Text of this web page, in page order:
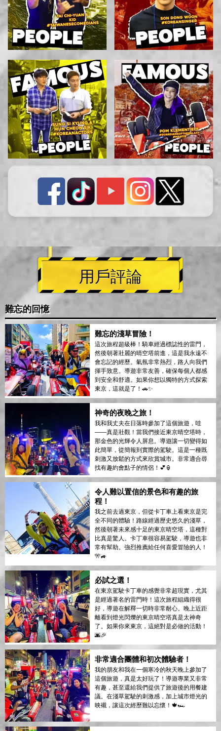
用戶評論
難忘的回憶
難忘的淺草冒險！
這次旅程超級棒！騎車經過標誌性的雷門，
然後朝著壯麗的晴空塔前進，這是我永遠不
會忘記的經歷。氣氛非常熱烈，路人向我們
揮手致意。導遊非常友善，確保每個人都感
到安全和舒適。如果你想以獨特的方式探索
東京，這就是了！🚗✨
神奇的夜晚之旅！
我和我丈夫在日落時參加了這個旅遊，哇
——真是壯觀！當我們接近東京晴空塔時，
那金色的光輝令人屏息。導遊讓一切變得如
此簡單，從簡報到實際的駕駛。這是一種既
刺激又放鬆的方式來欣賞城市。非常適合尋
找有趣約會點子的情侶！💕🏮
令人難以置信的景色和有趣的旅
程！
我之前去過東京，但從卡丁車上看東京是完
全不同的體驗！路線經過歷史悠久的淺草，
然後朝著未來感十足的東京晴空塔，這種對
比真是驚人。卡丁車很容易駕駛，導遊也非
常有幫助。強烈推薦給任何喜愛冒險的人！
🎌🚙
必試之選！
在東京駕駛卡丁車的感覺非常超現實，尤其
是經過著名的雷門時！這次旅程組織得很
好，導遊在解釋一切時非常耐心。晚上近距
離看到燈光閃爍的東京晴空塔真是太神奇
了。如果你來東京，這絕對是必做的活動！
🌆🎉
非常適合團體和初次體驗者！
我的朋友和我在一個寒冷的秋天晚上參加了
這個旅遊，真是太好玩了！導遊專業又非常
有趣，甚至還給我們提供了旅遊後的用餐建
議。在淺草駕駛的刺激感，加上城市燈光的
映襯，讓這次經歷難以忘懷！🍁🏎